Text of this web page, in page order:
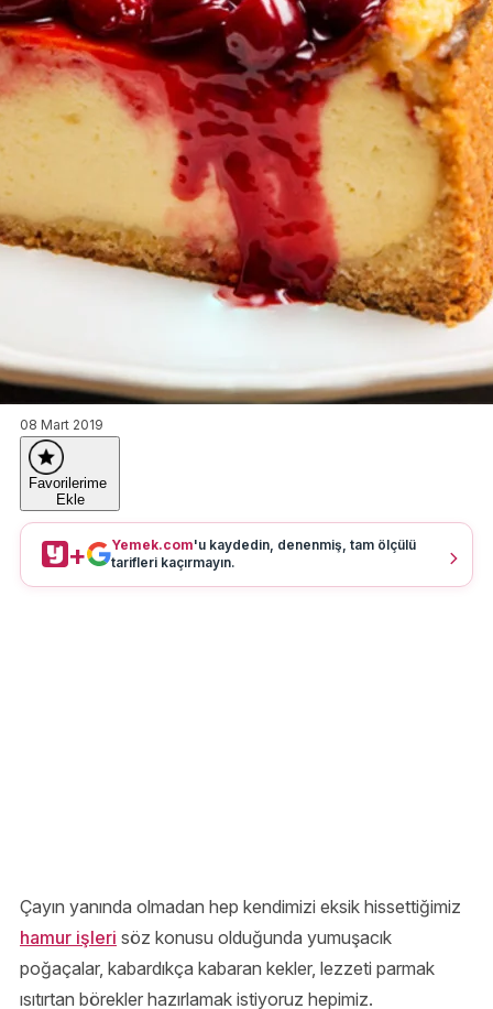
08 Mart 2019
Favorilerime
Ekle
+ Yemek.com'u kaydedin, denenmiş, tam ölçülü
tarifleri kaçırmayın.
Çayın yanında olmadan hep kendimizi eksik hissettiğimiz
hamur işleri söz konusu olduğunda yumuşacık
poğaçalar, kabardıkça kabaran kekler, lezzeti parmak
ısıtırtan börekler hazırlamak istiyoruz hepimiz.